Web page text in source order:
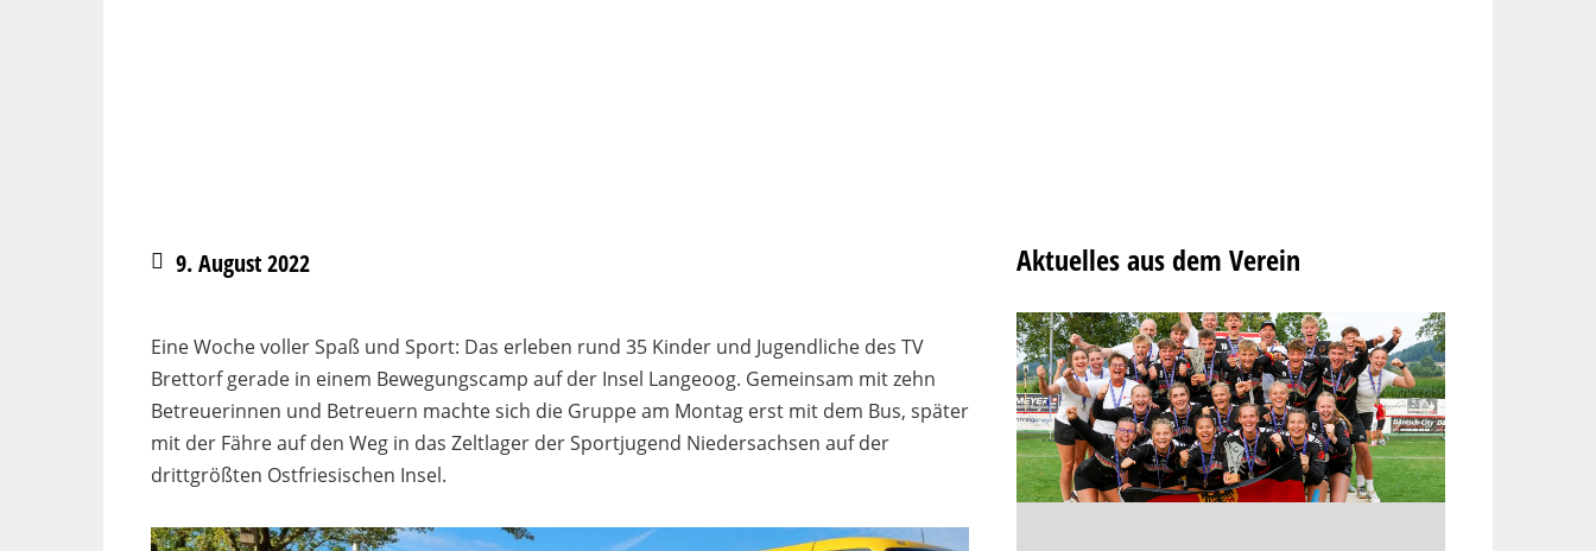
9. August 2022
Eine Woche voller Spaß und Sport: Das erleben rund 35 Kinder und Jugendliche des TV
Brettorf gerade in einem Bewegungscamp auf der Insel Langeoog. Gemeinsam mit zehn
Betreuerinnen und Betreuern machte sich die Gruppe am Montag erst mit dem Bus, später
mit der Fähre auf den Weg in das Zeltlager der Sportjugend Niedersachsen auf der
drittgrößten Ostfriesischen Insel.
Aktuelles aus dem Verein